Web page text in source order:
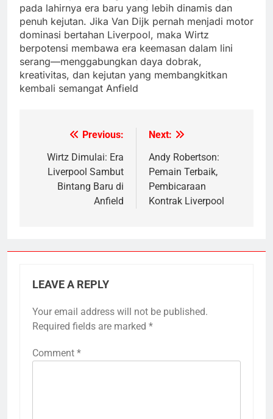
pada lahirnya era baru yang lebih dinamis dan
penuh kejutan. Jika Van Dijk pernah menjadi motor
dominasi bertahan Liverpool, maka Wirtz
berpotensi membawa era keemasan dalam lini
serang—menggabungkan daya dobrak,
kreativitas, dan kejutan yang membangkitkan
kembali semangat Anfield
navigation
Previous:
Wirtz Dimulai: Era
Liverpool Sambut
Bintang Baru di
Anfield
Next:
Andy Robertson:
Pemain Terbaik,
Pembicaraan
Kontrak Liverpool
LEAVE A REPLY
Your email address will not be published.
Required fields are marked *
Comment *